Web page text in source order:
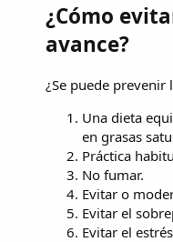
¿Cómo
avance?
¿Se puede prevenir
Una dieta
en grasas
Práctica
No fumar.
Evitar o
Evitar el
Evitar el